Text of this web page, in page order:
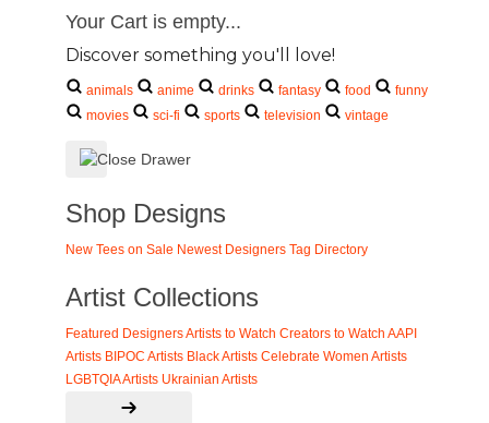
Your Cart is empty...
Discover something you'll love!
animals anime drinks fantasy food
funny
movies
sci-fi sports television vintage
Shop Designs
New Tees on Sale Newest Designers Tag Directory
Artist Collections
Featured DesignersArtists to Watch Creators to Watch AAPI
Artists BIPOC Artists Black Artists Celebrate Women Artists
LGBTQIA Artists Ukrainian Artists